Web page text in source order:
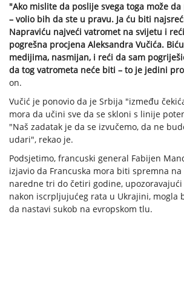
"Ako mislite da poslije svega toga može
– volio bih da ste u pravu. Ja ću biti
Napraviću najveći vatromet na svijetu i
pogrešna procjena Aleksandra Vučića.
medijima, nasmijan, i reći da sam
da tog vatrometa neće biti – to je jedini
on.
Vučić je ponovio da je Srbija "između
mora da učini sve da se skloni s linije
"Naš zadatak je da se izvučemo, da ne
udari", rekao je.
Podsjetimo, francuski general Fabijen
izjavio da Francuska mora biti spremna
naredne tri do četiri godine, upozoravajući
nakon iscrpljujućeg rata u Ukrajini, mogla
da nastavi sukob na evropskom tlu.